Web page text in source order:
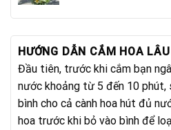
là:
HƯỚNG DẪN CẮM HOA LÂU
Đầu tiên, trước khi cắm bạn
nước khoảng từ 5 đến 10 phút,
bình cho cả cành hoa hút đủ
hoa trước khi bỏ vào bình để